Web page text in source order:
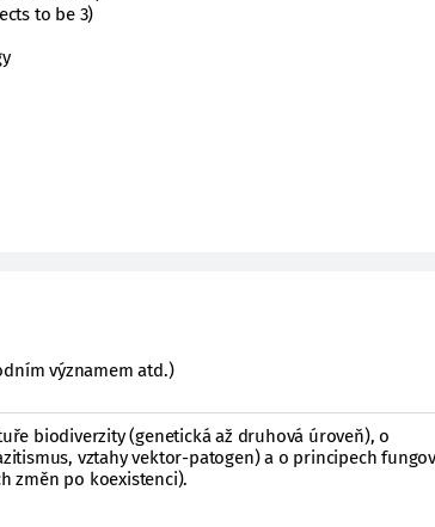
to be 3)
významem atd.)
biodiverzity (genetická až druhová úroveň), o
vztahy vektor-patogen) a o principech
změn po koexistenci).